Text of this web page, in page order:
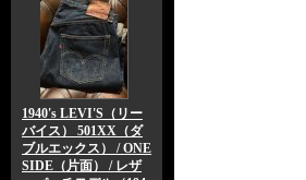
1940's LEVI'S（リー
バイス） 501XX（ダ
ブルエックス） / ONE
SIDE（片面） / レザ